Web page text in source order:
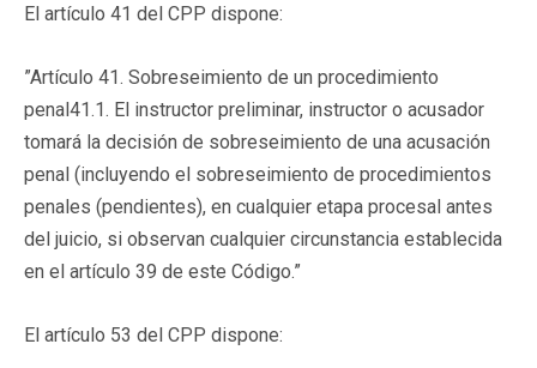
El artículo 41 del CPP dispone:
”Artículo 41. Sobreseimiento de un procedimiento
penal41.1. El instructor preliminar, instructor o acusador
tomará la decisión de sobreseimiento de una acusación
penal (incluyendo el sobreseimiento de procedimientos
penales (pendientes), en cualquier etapa procesal antes
del juicio, si observan cualquier circunstancia establecida
en el artículo 39 de este Código.”
El artículo 53 del CPP dispone: